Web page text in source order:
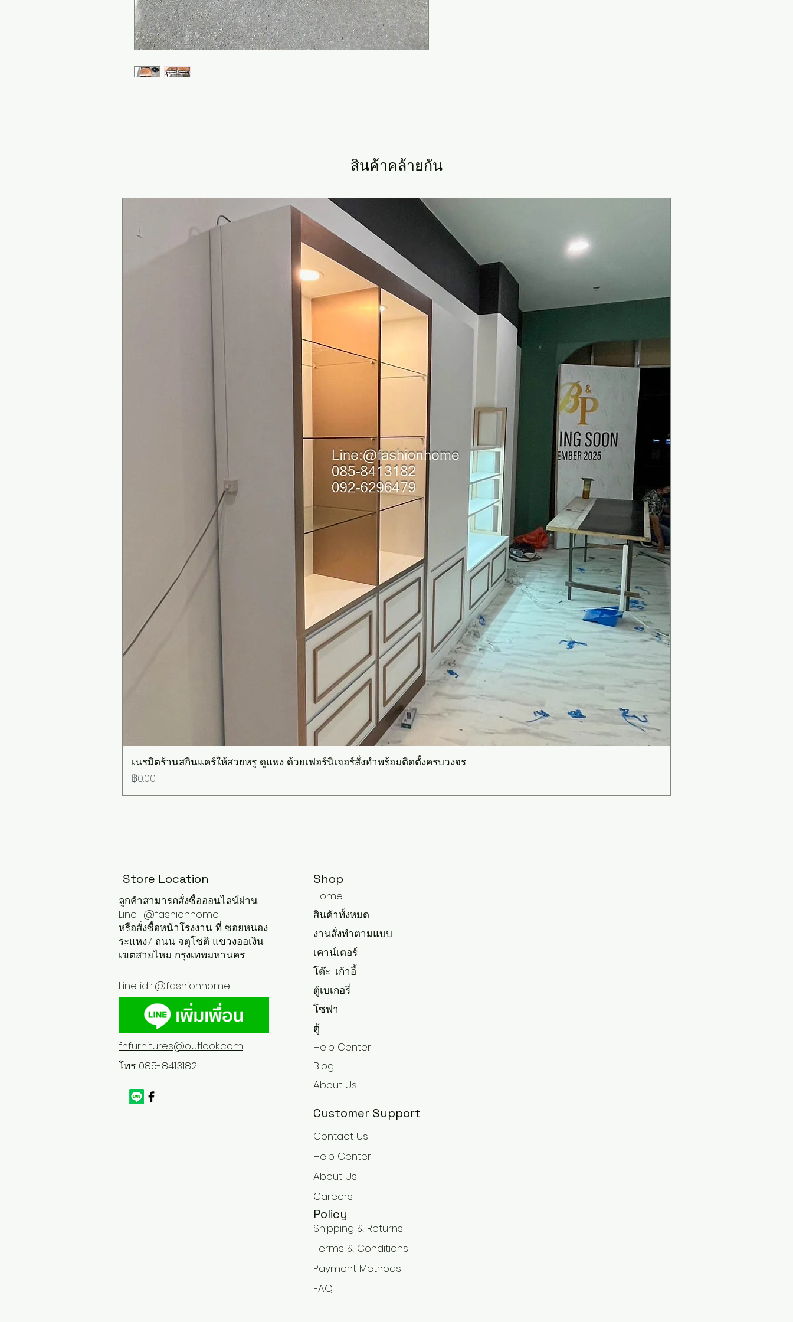
สินค้าคล้ายกัน
เนรมิตร้านสกินแคร์ให้สวยหรู ดูแพง ด้วยเฟอร์นิเจอร์สั่งทำพร้อมติดตั้งครบวงจร!
ราคา
฿0.00
Store Location
ลูกค้าสามารถสั่งซื้อออนไลน์ผ่าน
Line : @fashionhome
หรือสั่งซื้อหน้าโรงงาน ที่ ซอยหนอง
ระแหง7 ถนน จตุโชติ แขวงออเงิน
เขตสายไหม กรุงเทพมหานคร
Line id : @fashionhome
fhfurnitures@outlook.com
โทร 085-8413182
Shop
Home
สินค้าทั้งหมด
งานสั่งทำตามแบบ
เคาน์เตอร์
โต๊ะ-เก้าอี้
ตู้เบเกอรี่
โซฟา
ตู้
Help Center
Blog
About Us
Customer Support
Contact Us
Help Center
About Us
Careers
Policy
Shipping & Returns
Terms & Conditions
Payment Methods
FAQ